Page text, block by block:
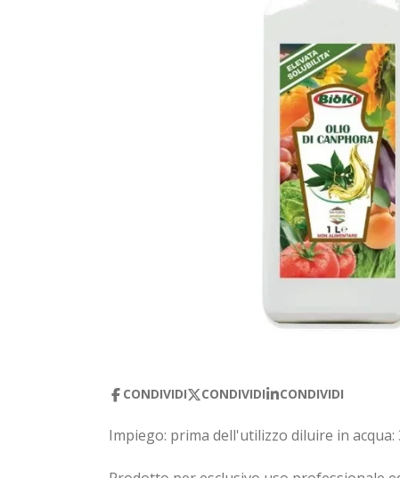
CONDIVIDI CONDIVIDI CONDIVIDI
Impiego: prima dell'utilizzo diluire in